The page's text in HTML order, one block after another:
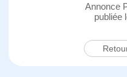
Annonce
publiée